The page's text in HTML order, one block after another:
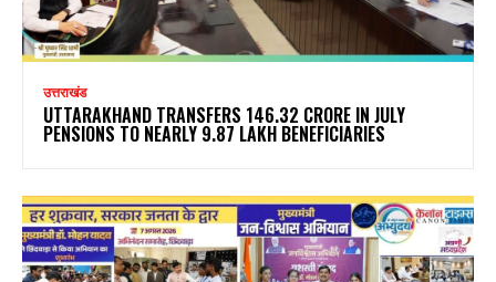
उत्तराखंड
UTTARAKHAND TRANSFERS ₹146.32 CRORE IN JULY
PENSIONS TO NEARLY 9.87 LAKH BENEFICIARIES